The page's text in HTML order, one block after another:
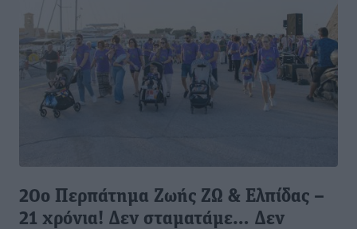
20ο Περπάτημα Ζωής ΖΩ & Ελπίδας –
21 χρόνια! Δεν σταματάμε… Δεν